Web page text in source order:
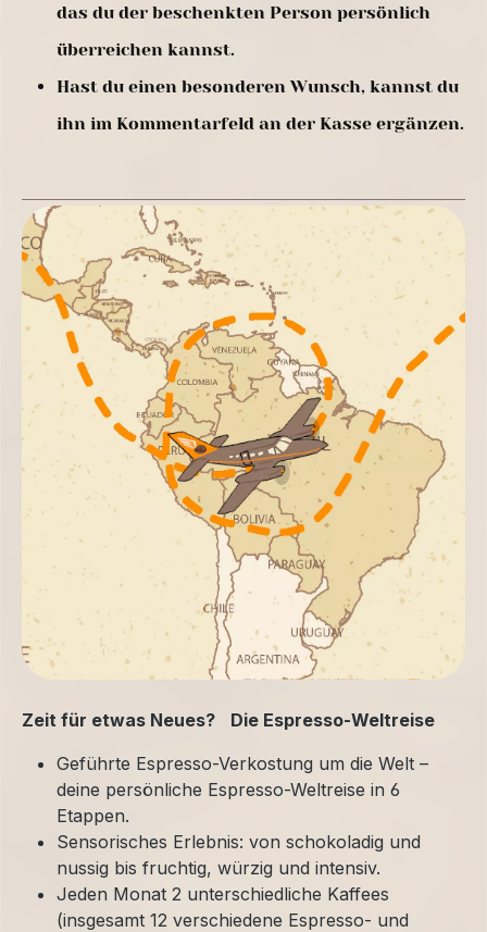
Zeit für etwas Neues? Die Espresso-Weltreise
Geführte Espresso-Verkostung um die Welt –
deine persönliche Espresso-Weltreise in 6
Etappen.
Sensorisches Erlebnis: von schokoladig und
nussig bis fruchtig, würzig und intensiv.
Jeden Monat 2 unterschiedliche Kaffees
(insgesamt 12 verschiedene Espresso- und
das du der beschenkten Person persönlich
überreichen kannst.
Hast du einen besonderen Wunsch, kannst du
ihn im Kommentarfeld an der Kasse ergänzen.